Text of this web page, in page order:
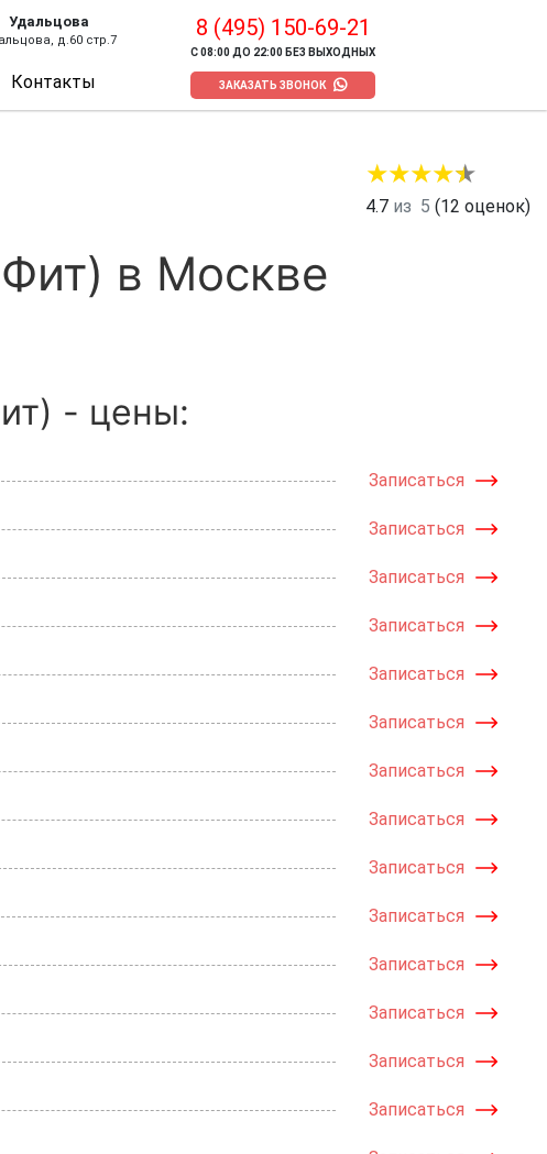
Удальцова
д.60 стр.7
Контакты
8 (495) 150-69-21
С 08:00 ДО 22:00 БЕЗ ВЫХОДНЫХ
ЗАКАЗАТЬ ЗВОНОК
4.7 из 5 (12 оценок)
в Москве
- цены:
Записаться
Записаться
Записаться
Записаться
Записаться
Записаться
Записаться
Записаться
Записаться
Записаться
Записаться
Записаться
Записаться
Записаться